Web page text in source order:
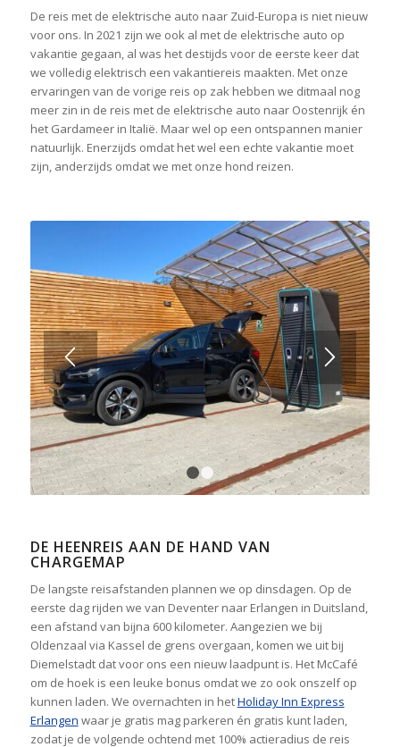
De reis met de elektrische auto naar Zuid-Europa is niet nieuw
voor ons. In 2021 zijn we ook al met de elektrische auto op
vakantie gegaan, al was het destijds voor de eerste keer dat
we volledig elektrisch een vakantiereis maakten. Met onze
ervaringen van de vorige reis op zak hebben we ditmaal nog
meer zin in de reis met de elektrische auto naar Oostenrijk én
het Gardameer in Italië. Maar wel op een ontspannen manier
natuurlijk. Enerzijds omdat het wel een echte vakantie moet
zijn, anderzijds omdat we met onze hond reizen.
1 2
DE HEENREIS AAN DE HAND VAN
CHARGEMAP
De langste reisafstanden plannen we op dinsdagen. Op de
eerste dag rijden we van Deventer naar Erlangen in Duitsland,
een afstand van bijna 600 kilometer. Aangezien we bij
Oldenzaal via Kassel de grens overgaan, komen we uit bij
Diemelstadt dat voor ons een nieuw laadpunt is. Het McCafé
om de hoek is een leuke bonus omdat we zo ook onszelf op
kunnen laden. We overnachten in hetHoliday Inn Express
Erlangen waar je gratis mag parkeren én gratis kunt laden,
zodat je de volgende ochtend met 100% actieradius de reis